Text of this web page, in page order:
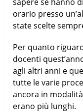
orario presso
state scelte
Per quanto
docenti
agli altri anni e
tutte le varie
ancora in
erano più lunghi.